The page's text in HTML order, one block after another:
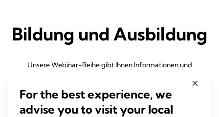
Bildung und Ausbildung
Unsere Webinar-Reihe gibt Ihnen Informationen und
Sicherheit und Gesundheit von Schwangeren, stillenden Müttern
und ihren Babys.
For the best experience, we
advise you to visit your local